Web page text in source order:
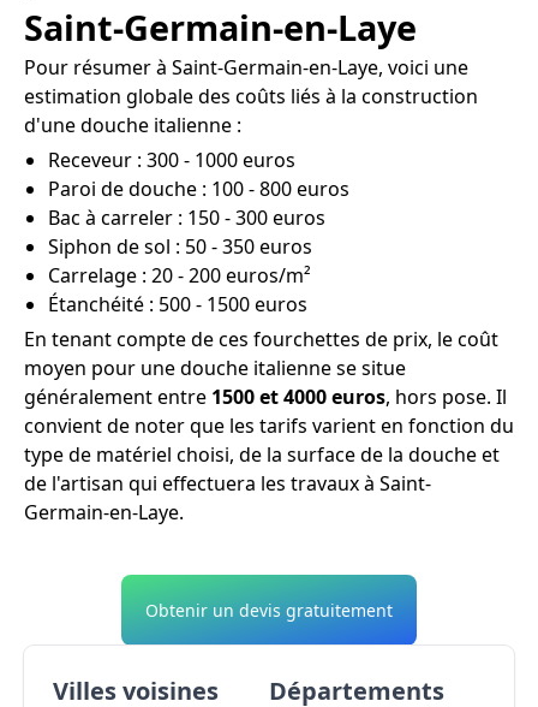
Saint-Germain-en-Laye
Pour résumer à Saint-Germain-en-Laye, voici une
estimation globale des coûts liés à la construction
d'une douche italienne :
Receveur : 300 - 1000 euros
Paroi de douche : 100 - 800 euros
Bac à carreler : 150 - 300 euros
Siphon de sol : 50 - 350 euros
Carrelage : 20 - 200 euros/m²
Étanchéité : 500 - 1500 euros
En tenant compte de ces fourchettes de prix, le coût
moyen pour une douche italienne se situe
généralement entre 1500 et 4000 euros, hors pose. Il
convient de noter que les tarifs varient en fonction du
type de matériel choisi, de la surface de la douche et
de l'artisan qui effectuera les travaux à Saint-
Germain-en-Laye.
Obtenir un devis gratuitement
Villes voisines Départements